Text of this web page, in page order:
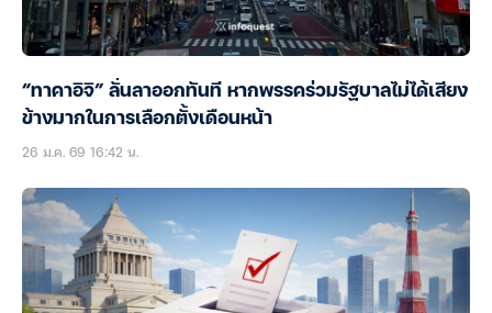
“ทาคาอิจิ” ลั่นลาออกทันที หากพรรคร่วมรัฐบาลไม่ได้เสียง
ข้างมากในการเลือกตั้งเดือนหน้า
26 ม.ค. 69 16:42 น.